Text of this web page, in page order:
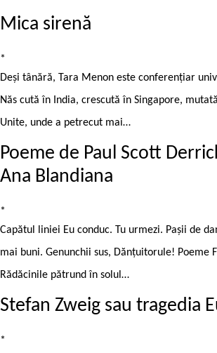
Mica sirenă
*
Deși tânără, Tara Menon este conferențiar
Năs cută în India, crescută în Singapore,
Unite, unde a petrecut mai…
Poeme de Paul Scott
Ana Blandiana
*
Capătul liniei Eu conduc. Tu urmezi. Pașii de
mai buni. Genunchii sus, Dănțuitorule! Poeme
Rădăcinile pătrund în solul…
Stefan Zweig sau tragedia
*